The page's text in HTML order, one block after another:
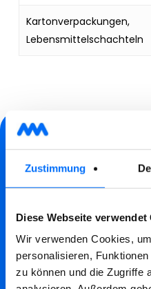
Zustimmung
Diese Webseite verwendet
Wir verwenden Cookies,
personalisieren,
zu können und die Zugriffe
Kartonverpackungen,
Lebensmittelschachteln
A.-Brogliati-Str. 12
Einfahrt für Fahrzeuge